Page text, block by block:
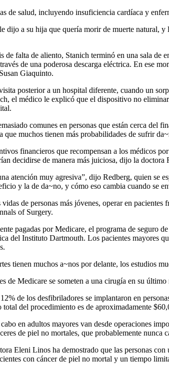
de salud, incluyendo insuficiencia cardíaca y
dijo a su hija que quería morir de muerte natural,
de falta de aliento, Stanich terminó en una sala
de una poderosa descarga eléctrica. En ese
Giaquinto.
posterior a un hospital diferente, cuando un
el médico le explicó que el dispositivo no
comunes en personas que están cerca del
que muchos tienen más probabilidades de sufrir
financieros que recompensan a los médicos
decidirse de manera más juiciosa, dijo la
atención muy agresiva”, dijo Redberg, quien se
y la de da~no, y cómo eso cambia cuando se
de personas más jóvenes, operar en
of Surgery.
pagadas por Medicare, el programa de seguro
del Instituto Dartmouth. Los pacientes mayores
tienen muchos a~nos por delante, los estudios
de Medicare se someten a una cirugía en su
de los desfibriladores se implantaron en
del procedimiento es de aproximadamente
en adultos mayores van desde operaciones
de piel no mortales, que probablemente nunca
Eleni Linos ha demostrado que las personas
con cáncer de piel no mortal y un tiempo